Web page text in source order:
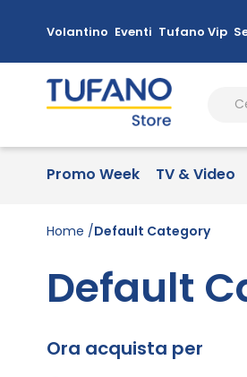
Volantino Eventi Tufano Vip
Promo Week TV & Video
Home Default Category
Default
Ora acquista per